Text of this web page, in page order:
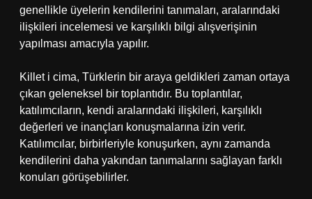
genellikle üyelerin kendilerini tanımaları, aralarındaki
ilişkileri incelemesi ve karşılıklı bilgi alışverişinin
yapılması amacıyla yapılır.
Killet i cima, Türklerin bir araya geldikleri zaman ortaya
çıkan geleneksel bir toplantıdır. Bu toplantılar,
katılımcıların, kendi aralarındaki ilişkileri, karşılıklı
değerleri ve inançları konuşmalarına izin verir.
Katılımcılar, birbirleriyle konuşurken, aynı zamanda
kendilerini daha yakından tanımalarını sağlayan farklı
konuları görüşebilirler.